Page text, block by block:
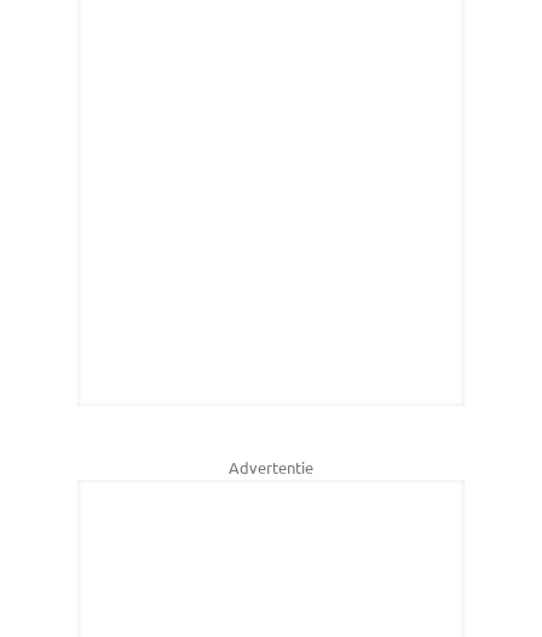
Advertentie